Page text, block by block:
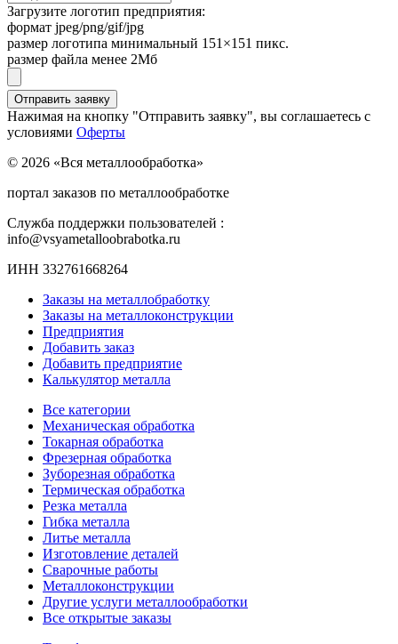
Загрузите логотип предприятия:
формат jpeg/png/gif/jpg
размер логотипа минимальный 151×151 пикс.
размер файла менее 2Мб
Нажимая на кнопку "Отправить заявку", вы соглашаетесь с
условиями Оферты
© 2026 «Вся металлообработка»
портал заказов по металлообработке
Служба поддержки пользователей :
info@vsyametalloobrabotka.ru
ИНН 332761668264
Заказы на металлобработку
Заказы на металлоконструкции
Предприятия
Добавить заказ
Добавить предприятие
Калькулятор металла
Все категории
Механическая обработка
Токарная обработка
Фрезерная обработка
Зуборезная обработка
Термическая обработка
Резка металла
Гибка металла
Литье металла
Изготовление деталей
Сварочные работы
Металлоконструкции
Другие услуги металлообработки
Все открытые заказы